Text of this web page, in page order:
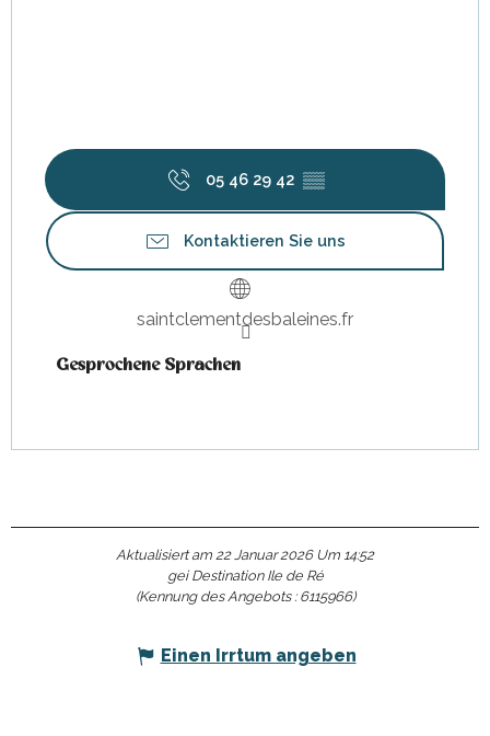
05 46 29 42 ▒▒
Kontaktieren Sie uns
saintclementdesbaleines.fr
Gesprochene Sprachen
Gesprochene Sprachen
Aktualisiert am 22 Januar 2026 Um 14:52
gei Destination Ile de Ré
(Kennung des Angebots : 6115966)
Einen Irrtum angeben